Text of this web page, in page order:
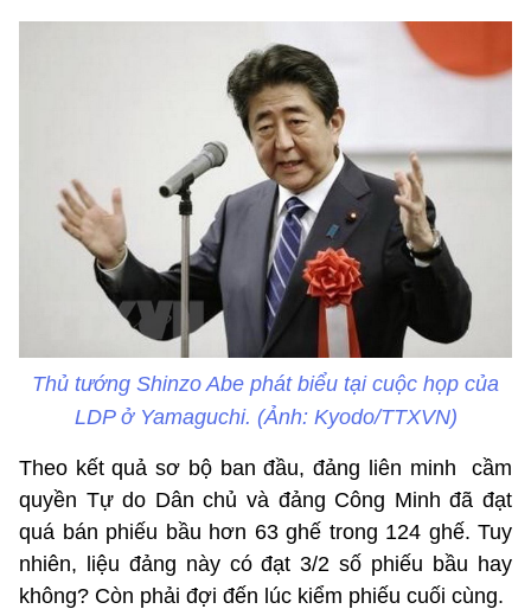
Thủ tướng Shinzo Abe phát biểu tại cuộc họp của
LDP ở Yamaguchi. (Ảnh: Kyodo/TTXVN)
Theo kết quả sơ bộ ban đầu, đảng liên minh cầm
quyền Tự do Dân chủ và đảng Công Minh đã đạt
quá bán phiếu bầu hơn 63 ghế trong 124 ghế. Tuy
nhiên, liệu đảng này có đạt 3/2 số phiếu bầu hay
không? Còn phải đợi đến lúc kiểm phiếu cuối cùng.